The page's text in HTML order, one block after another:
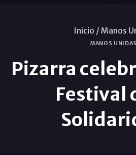
Inicio /Manos
MANOS UNIDAS
Pizarra
Festival